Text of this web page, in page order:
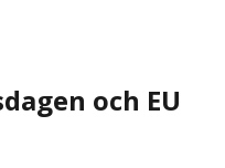
och EU